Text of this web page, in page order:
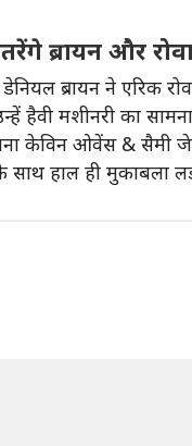
ब्रायन और
ब्रायन ने एरिक
हैवी मशीनरी का
केविन ओवेंस & सैमी
हाल ही मुकाबला